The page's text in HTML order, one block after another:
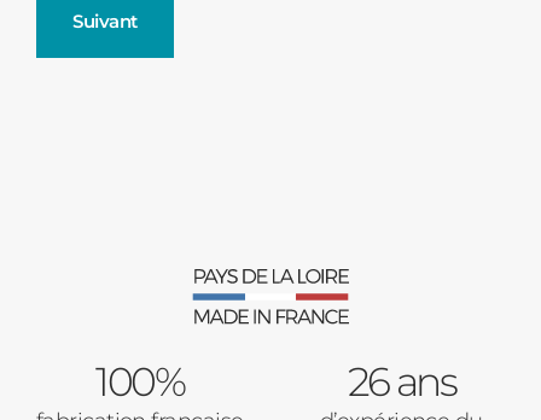
Suivant
Verrière intérieures
Baies Vitrées
100% 26 ans